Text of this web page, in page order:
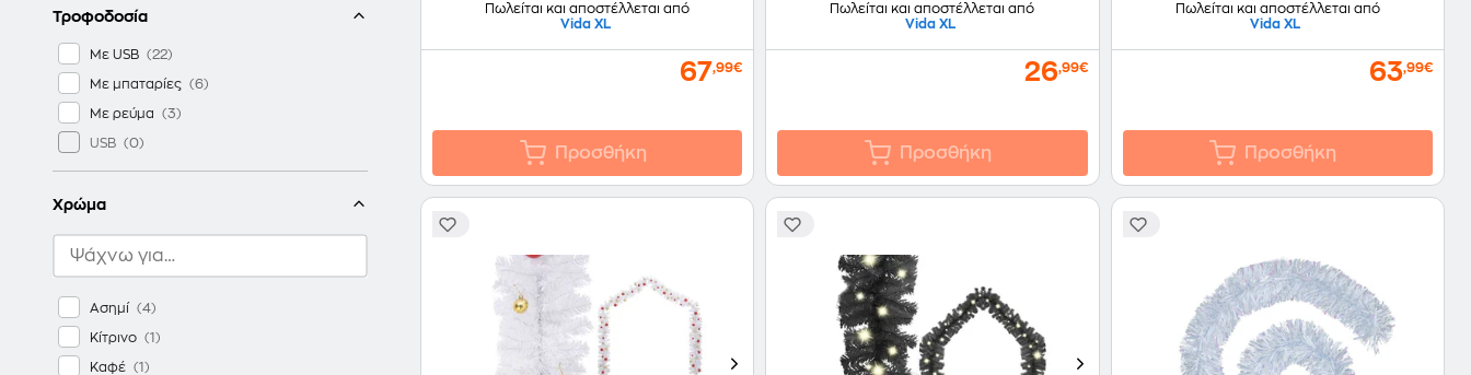
Τροφοδοσία
Με USB
Με μπαταρίες
Με ρεύμα
USB
Χρώμα
Ασημί
Κίτρινο
Καφέ
Πωλείται και αποστέλλεται από
Vida XL
67,99€
Προσθήκη
Πωλείται και αποστέλλεται από
Vida XL
26,99€
Προσθήκη
Πωλείται και αποστέλλεται από
Vida XL
63,99€
Προσθήκη